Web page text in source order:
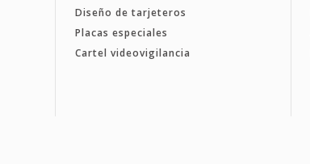
Diseño de tarjeteros
Placas especiales
Cartel videovigilancia